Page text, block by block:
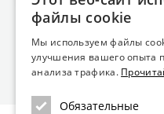
Не нашли
файлы cookie
Мы используем файлы
улучшения вашего опыта
анализа трафика.
Обязательные